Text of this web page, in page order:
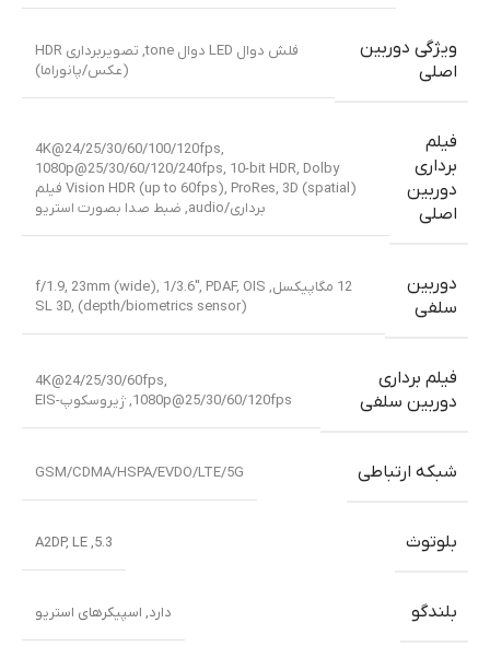
ویژگی دوربین
اصلی
فلش دوال LED دوال tone, تصویربرداری HDR
(عکس/پانوراما)
فیلم
برداری
دوربین
اصلی
4K@24/25/30/60/100/120fps,
1080p@25/30/60/120/240fps, 10-bit HDR, Dolby
Vision HDR (up to 60fps), ProRes, 3D (spatial) فیلم
برداری/audio, ضبط صدا بصورت استریو
دوربین
سلفی
12 مگاپیکسل, f/1.9, 23mm (wide), 1/3.6″, PDAF, OIS
SL 3D, (depth/biometrics sensor)
فیلم برداری
دوربین سلفی
4K@24/25/30/60fps,
1080p@25/30/60/120fps, ژیروسکوپ-EIS
شبکه ارتباطی GSM/CDMA/HSPA/EVDO/LTE/5G
بلوتوث 5.3, A2DP, LE
بلندگو دارد, اسپیکرهای استریو